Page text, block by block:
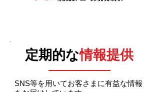
​定期的な情報提供
SNS等を用いてお客さまに有益な情報